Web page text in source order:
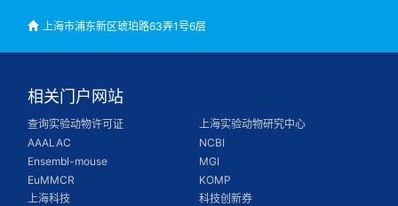
上海市浦东新区琥珀路63弄1号6层
相关门户网站
查询实验动物许可证
上海实验动物研究中心
AAALAC
NCBI
Ensembl-mouse
MGI
EuMMCR
KOMP
上海科技
科技创新券